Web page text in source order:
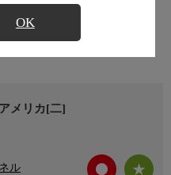
OK
メリカ[二]
ル